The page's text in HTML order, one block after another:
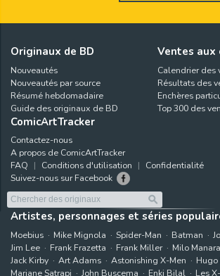
Originaux de BD
Nouveautés
Nouveautés par source
Résumé hebdomadaire
Guide des originaux de BD
Ventes aux
Calendrier des
Résultats des
Enchères
Top 300 des
ComicArtTracker
Contactez-nous
A propos de ComicArtTracker
FAQ
Conditions d'utilisation
Confidentialité
Suivez-nous sur Facebook
Artistes, personnages et séries
Moebius Mike Mignola Spider-Man Batman
Jim Lee
Frank Frazetta Frank Miller Milo Manara
Jack Kirby
Art Adams Astonishing X-Men
Hugo
Marjane Satrapi
John Buscema Enki Bilal Les